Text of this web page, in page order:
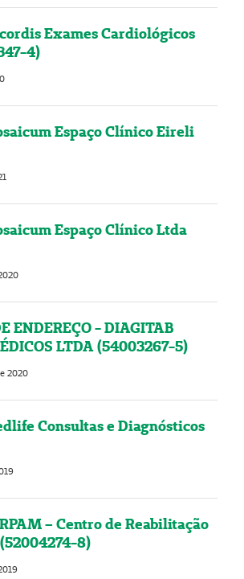
Exames Cardiológicos
4)
Espaço Clínico Eireli
Espaço Clínico Ltda
ENDEREÇO - DIAGITAB
LTDA (54003267-5)
2020
Consultas e Diagnósticos
– Centro de Reabilitação
8)